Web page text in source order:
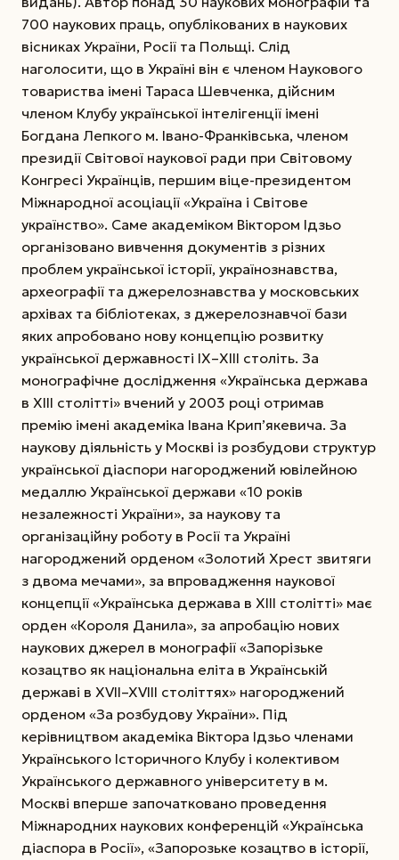
700 наукових праць, опублікованих в наукових
вісниках України, Росії та Польщі. Слід
наголосити, що в Україні він є членом Наукового
товариства імені Тараса Шевченка, дійсним
членом Клубу української інтелігенції імені
Богдана Лепкого м. Івано-Франківська, членом
президії Світової наукової ради при Світовому
Конгресі Українців, першим віце-президентом
Міжнародної асоціації «Україна і Світове
українство». Саме академіком Віктором Ідзьо
організовано вивчення документів з різних
проблем української історії, українознавства,
археографії та джерелознавства у московських
архівах та бібліотеках, з джерелознавчої бази
яких апробовано нову концепцію розвитку
української державності ІХ–ХІІІ століть. За
монографічне дослідження «Українська держава
в ХІІІ столітті» вчений у 2003 році отримав
премію імені академіка Івана Крип’якевича. За
наукову діяльність у Москві із розбудови структур
української діаспори нагороджений ювілейною
медаллю Української держави «10 років
незалежності України», за наукову та
організаційну роботу в Росії та Україні
нагороджений орденом «Золотий Хрест звитяги
з двома мечами», за впровадження наукової
концепції «Українська держава в ХІІІ столітті» має
орден «Короля Данила», за апробацію нових
наукових джерел в монографії «Запорізьке
козацтво як національна еліта в Українській
державі в XVII–XVIII століттях» нагороджений
орденом «За розбудову України». Під
керівництвом академіка Віктора Ідзьо членами
Українського Історичного Клубу і колективом
Українського державного університету в м.
Москві вперше започатковано проведен­ня
Міжнародних наукових конференцій «Українська
діаспора в Росії», «Запорозьке козацтво в історії,